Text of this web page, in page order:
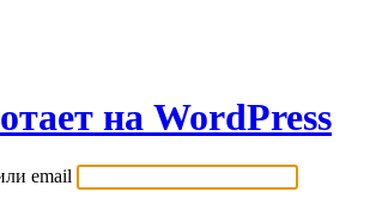
на WordPress
email